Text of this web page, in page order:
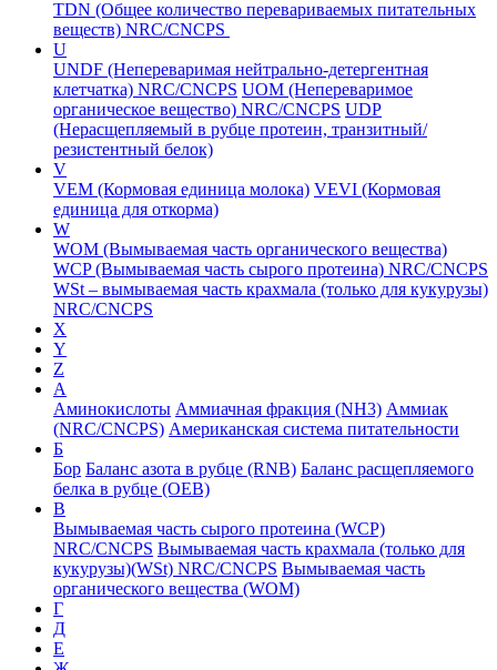
TDN (Общее количество перевариваемых питательных
веществ) NRC/CNCPS
U
UNDF (Непереваримая нейтрально-детергентная
клетчатка) NRC/CNCPS UOM (Непереваримое
органическое вещество) NRC/CNCPS UDP
(Нерасщепляемый в рубце протеин, транзитный/
резистентный белок)
V
VEM (Кормовая единица молока) VEVI (Кормовая
единица для откорма)
W
WOM (Вымываемая часть органического вещества)
WCP (Вымываемая часть сырого протеина) NRC/CNCPS
WSt – вымываемая часть крахмала (только для кукурузы)
NRC/CNCPS
X
Y
Z
А
Аминокислоты Аммиачная фракция (NH3) Аммиак
(NRC/CNCPS) Американская система питательности
Б
Бор Баланс азота в рубце (RNB) Баланс расщепляемого
белка в рубце (ОЕВ)
В
Вымываемая часть сырого протеина (WCP)
NRC/CNCPS Вымываемая часть крахмала (только для
кукурузы)(WSt) NRC/CNCPS Вымываемая часть
органического вещества (WOM)
Г
Д
Е